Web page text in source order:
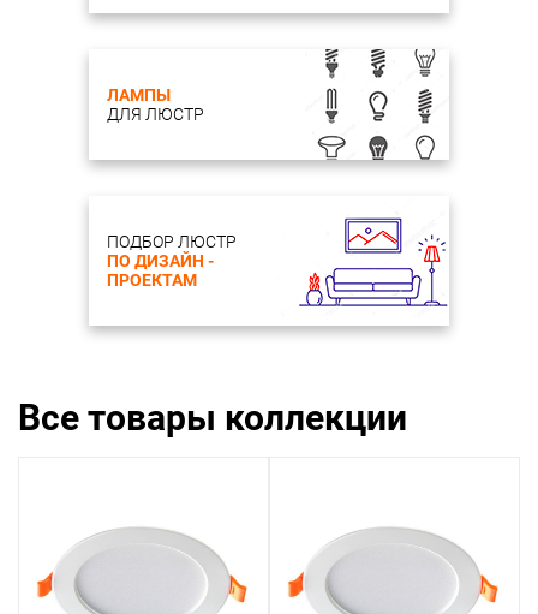
ЛАМПЫ
ДЛЯ ЛЮСТР
ПОДБОР ЛЮСТР
ПО ДИЗАЙН -
ПРОЕКТАМ
Все товары коллекции